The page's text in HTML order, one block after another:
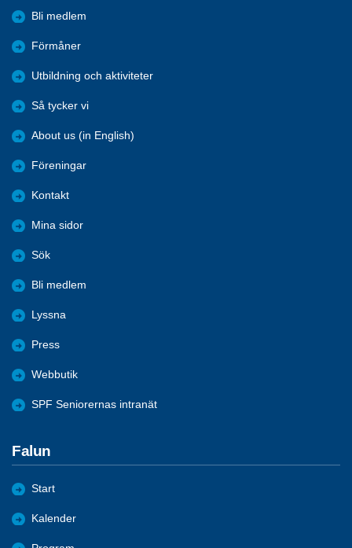
Bli medlem
Förmåner
Utbildning och aktiviteter
Så tycker vi
About us (in English)
Föreningar
Kontakt
Mina sidor
Sök
Bli medlem
Lyssna
Press
Webbutik
SPF Seniorernas intranät
Falun
Start
Kalender